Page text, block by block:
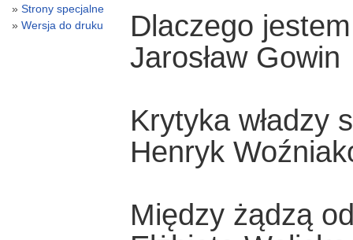
Dlaczego
Jarosław Gowin
Krytyka władzy
Henryk
Między żądzą
Strony specjalne
Wersja do druku